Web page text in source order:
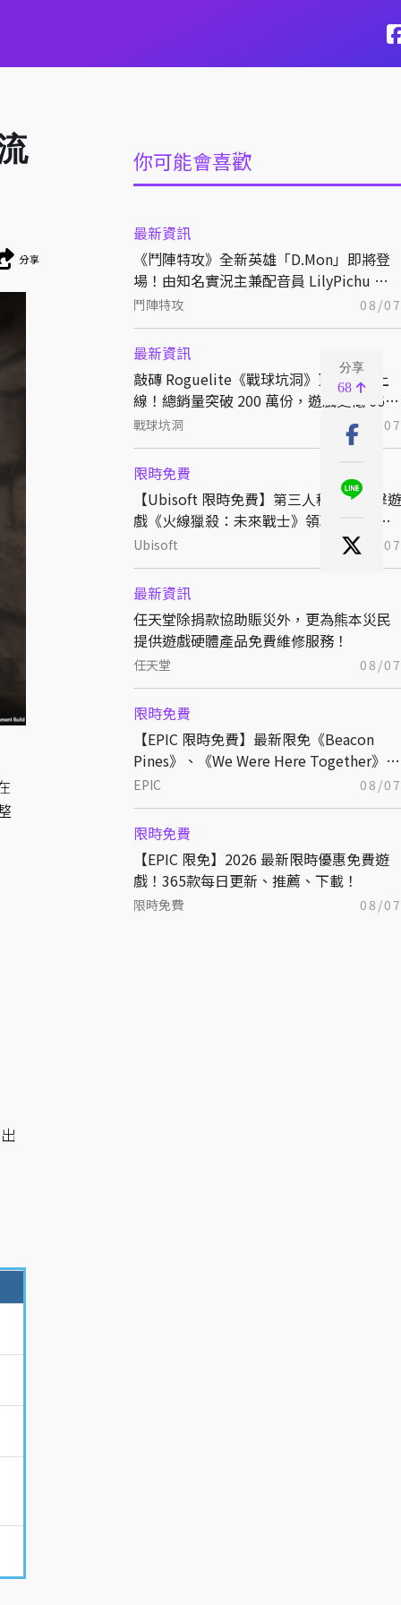
你可能會喜歡
最新資訊
《鬥陣特攻》全新英雄「D.Mon」即將登
場！由知名實況主兼配音員 LilyPichu 跨
界獻聲演出！
鬥陣特攻 08/07
最新資訊
敲磚 Roguelite《戰球坑洞》更新免費上
線！總銷量突破 200 萬份，遊戲史低 66
折熱銷中
戰球坑洞 08/07
限時免費
【Ubisoft 限時免費】第三人稱戰術射擊遊
戲《火線獵殺：未來戰士》領取後永久保
存
Ubisoft 08/07
最新資訊
任天堂除捐款協助賑災外，更為熊本災民
提供遊戲硬體產品免費維修服務！
任天堂 08/07
限時免費
【EPIC 限時免費】最新限免《Beacon
Pines》、《We Were Here Together》領
取後永久保存
EPIC 08/07
限時免費
【EPIC 限免】2026 最新限時優惠免費遊
戲！365款每日更新、推薦、下載！
限時免費 08/07
分享
68
分享